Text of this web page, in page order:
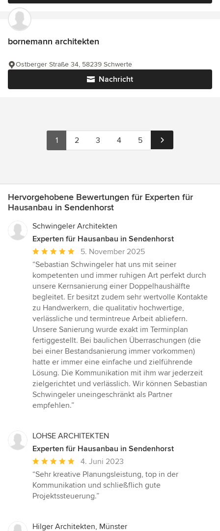
bornemann architekten
Nachricht
Ostberger Straße 34, 58239 Schwerte
1 2 3 4 5
Hervorgehobene Bewertungen für Experten für
Hausanbau in Sendenhorst
Schwingeler Architekten
Experten für Hausanbau in Sendenhorst
Durchschnittliche
Bewertung:
5
von
5
Sternen
5. November 2025
“Sebastian Schwingeler hat uns mit seiner
kompetenten und immer ruhigen Art perfekt durch
unsere Kernsanierung einer Doppelhaushälfte
begleitet. Er besitzt zudem sehr wertvolle Kontakte
zu Handwerkern, die qualitativ hochwertige,
verlässliche und termintreue Arbeit abliefern.
Unsere Sanierung wurde exakt im Terminplan
fertiggestellt. Bei baulichen Überraschungen (die
bei einer Bestandsanierung immer vorkommen)
hatte er immer eine einfache und zielführende
Lösung. Die Kommunikation mit ihm war jederzeit
zielgerichtet und verlässlich. Wir können Sebastian
Schwingeler uneingeschränkt als Partner
empfehlen.”
LOHSE ARCHITEKTEN
Experten für Hausanbau in Sendenhorst
Durchschnittliche
Bewertung:
5
von
4. Juni 2023
“Sehr kreative Planungsleistung, top in der
Kommunikation und schließflich gute
Projektssteuerung.”
Hilger Architekten, Münster